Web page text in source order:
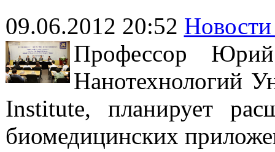
09.06.2012 20:52
Профессор
Нанотехнологий
Institute, планирует
биомедицинских